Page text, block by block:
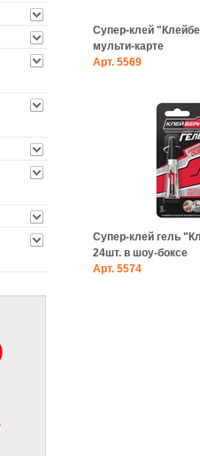
Супер-клей
мульти-карте
Арт. 5569
Супер-клей гель
24шт. в шоу-боксе
Арт. 5574